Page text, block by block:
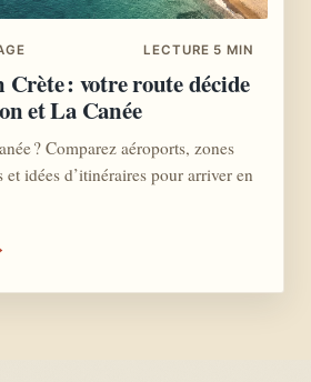
LECTURE 5 MIN
Crète : votre route décide
et La Canée
? Comparez aéroports, zones
et idées d’itinéraires pour arriver en